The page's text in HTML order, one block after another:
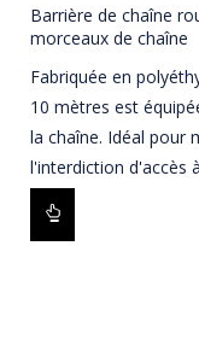
Barrière de chaîne
morceaux de chaîne
Fabriquée en
10 mètres est
la chaîne. Idéal pour
l'interdiction d'accès